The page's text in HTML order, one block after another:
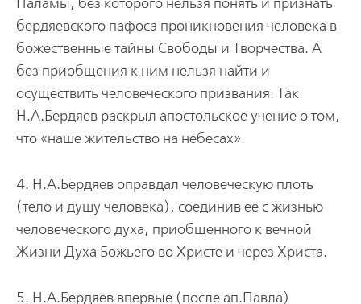
Паламы, без которого нельзя понять и признать
бердяевского пафоса проникновения человека в
божественные тайны Свободы и Творчества. А
без приобщения к ним нельзя найти и
осуществить человеческого призвания. Так
Н.А.Бердяев раскрыл апостольское учение о том,
что «наше жительство на небесах».
4. Н.А.Бердяев оправдал человеческую плоть
(тело и душу человека), соединив ее с жизнью
человеческого духа, приобщенного к вечной
Жизни Духа Божьего во Христе и через Христа.
5. Н.А.Бердяев впервые (после ап.Павла)